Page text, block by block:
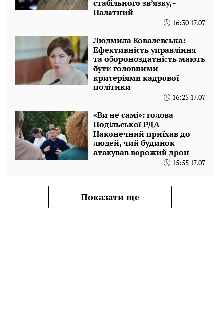
стабільного зв’язку, -
Палатний
16:30 17.07
Людмила Ковалевська:
Ефективність управління
та обороноздатність мають
бути головними
критеріями кадрової
політики
16:25 17.07
«Ви не самі»: голова
Подільської РДА
Наконечний приїхав до
людей, чий будинок
атакував ворожий дрон
15:55 17.07
Показати ще